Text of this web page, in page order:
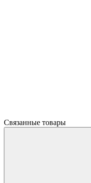
Связанные товары